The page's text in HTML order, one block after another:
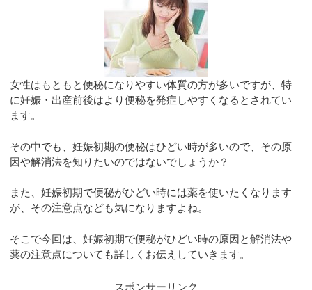
女性はもともと便秘になりやすい体質の方が多いですが、特
に妊娠・出産前後はより便秘を発症しやすくなるとされてい
ます。
その中でも、妊娠初期の便秘はひどい時が多いので、その原
因や解消法を知りたいのではないでしょうか？
また、妊娠初期で便秘がひどい時には薬を使いたくなります
が、その注意点なども気になりますよね。
そこで今回は、妊娠初期で便秘がひどい時の原因と解消法や
薬の注意点についても詳しくお伝えしていきます。
スポンサーリンク